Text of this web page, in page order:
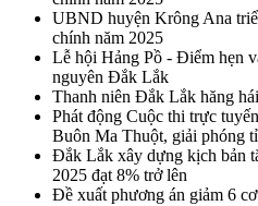
UBND huyện Krông Ana
chính năm 2025
Lễ hội Hảng Pồ - Điểm hẹn
nguyên Đắk Lắk
Thanh niên Đắk Lắk hăng
Phát động Cuộc thi trực
Buôn Ma Thuột, giải phóng
Đắk Lắk xây dựng kịch bản
2025 đạt 8% trở lên
Đề xuất phương án giảm 6